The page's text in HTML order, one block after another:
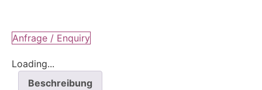
Anfrage / Enquiry
Loading...
Beschreibung